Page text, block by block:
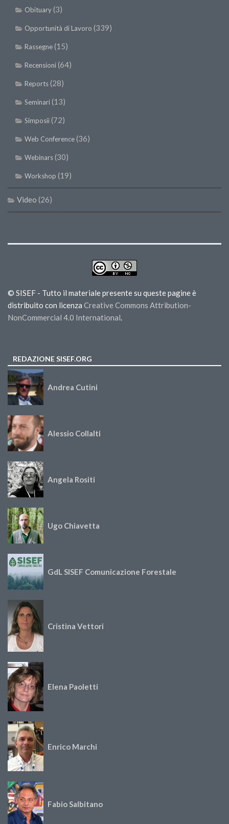
Obituary(3)
Opportunità di Lavoro (339)
Rassegne(15)
Recensioni(64)
Reports(28)
Seminari(13)
Simposii(72)
Web Conference(36)
Webinars(30)
Workshop (19)
Video (26)
© SISEF - Tutto il materiale presente su queste pagine è
distribuito con licenza Creative Commons Attribution-
NonCommercial 4.0 International.
REDAZIONE SISEF.ORG
Andrea Cutini
Alessio Collalti
Angela Rositi
Ugo Chiavetta
GdL SISEF Comunicazione Forestale
Cristina Vettori
Elena Paoletti
Enrico Marchi
Fabio Salbitano